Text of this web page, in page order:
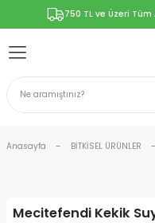
750 TL ve ÜzeriGeri
Propolis
Geri
Geri
Geri
KAPSÜLLER
Geri
Anasayfa BİTKİSEL ÜRÜNLER
Mecitefendi Kekik